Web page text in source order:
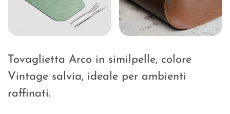
Tovaglietta Arco in similpelle, colore
Vintage salvia, ideale per ambienti
raffinati.